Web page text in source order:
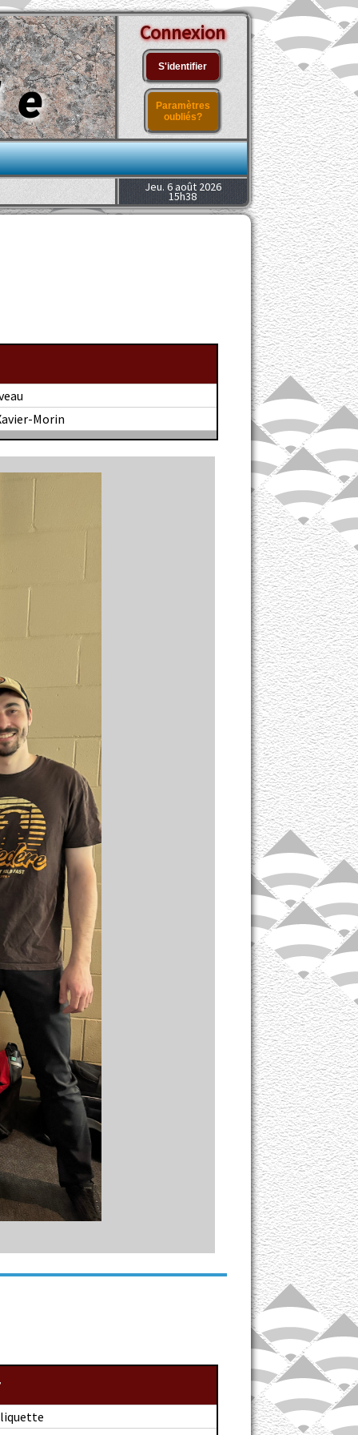
Connexion
S'identifier
Paramètres
oubliés?
Jeu. 6 août 2026
15h38
Morin